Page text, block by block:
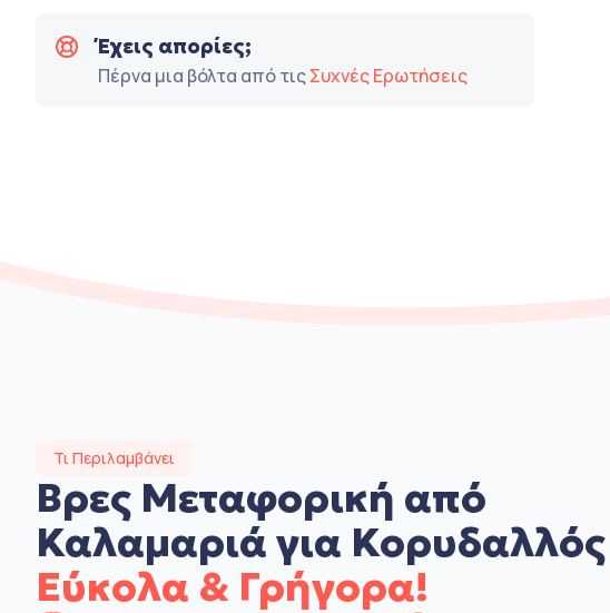
Έχεις απορίες;
Πέρνα μια βόλτα από τιςΣυχνές Ερωτήσεις
Τι Περιλαμβάνει
Βρες Μεταφορική από
Καλαμαριά για Κορυδαλλός
Εύκολα & Γρήγορα!